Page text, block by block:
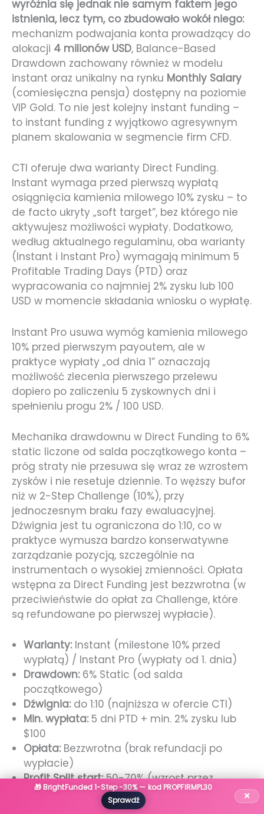
wyróżnia się jednak nie samym faktem jego
istnienia, lecz tym, co zbudowało wokół niego:
mechanizm podwajania konta prowadzący do
alokacji 4 milionów USD, Balance-Based
Drawdown zachowany również w modelu
instant oraz unikalny na rynku Monthly Salary
(comiesięczna pensja) dostępny na poziomie
VIP Gold. To nie jest kolejny instant funding –
to instant funding z wyjątkowo agresywnym
planem skalowania w segmencie firm CFD.
CTI oferuje dwa warianty Direct Funding.
Instant wymaga przed pierwszą wypłatą
osiągnięcia kamienia milowego 10% zysku – to
de facto ukryty „soft target”, bez którego nie
aktywujesz możliwości wypłaty. Dodatkowo,
według aktualnego regulaminu, oba warianty
(Instant i Instant Pro) wymagają minimum 5
Profitable Trading Days (PTD) oraz
wypracowania co najmniej 2% zysku lub 100
USD w momencie składania wniosku o wypłatę.
Instant Pro usuwa wymóg kamienia milowego
10% przed pierwszym payoutem, ale w
praktyce wypłaty „od dnia 1” oznaczają
możliwość zlecenia pierwszego przelewu
dopiero po zaliczeniu 5 zyskownych dni i
spełnieniu progu 2% / 100 USD.
Mechanika drawdownu w Direct Funding to 6%
static liczone od salda początkowego konta –
próg straty nie przesuwa się wraz ze wzrostem
zysków i nie resetuje dziennie. To węższy bufor
niż w 2-Step Challenge (10%), przy
jednoczesnym braku fazy ewaluacyjnej.
Dźwignia jest tu ograniczona do 1:10, co w
praktyce wymusza bardzo konserwatywne
zarządzanie pozycją, szczególnie na
instrumentach o wysokiej zmienności. Opłata
wstępna za Direct Funding jest bezzwrotna (w
przeciwieństwie do opłat za Challenge, które
są refundowane po pierwszej wypłacie).
Warianty:Instant (milestone 10% przed
wypłatą) / Instant Pro (wypłaty od 1. dnia)
Drawdown:6% Static (od salda
początkowego)
Dźwignia:do 1:10 (najniższa w ofercie CTI)
Min. wypłata:5 dni PTD + min. 2% zysku lub
$100
Opłata:Bezzwrotna (brak refundacji po
wypłacie)
Profit Split start:50-70% (wzrost przez
system VIP)
Podwojenie konta przy każdych
🎁 BrightFunded 1-Step -30% — kod PROPFIRMPL30
Sprawdź
×